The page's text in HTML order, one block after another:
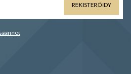
REKISTERÖIDY